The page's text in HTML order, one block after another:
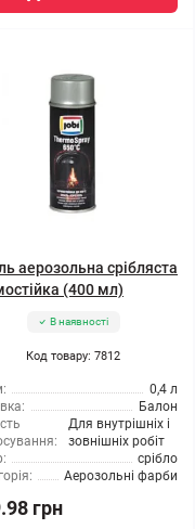
аерозольна срібляста
(400 мл)
В наявності
Код товару: 7812
0,4 л
Балон
Для внутрішніх і
зовнішніх робіт
срібло
Аерозольні фарби
грн